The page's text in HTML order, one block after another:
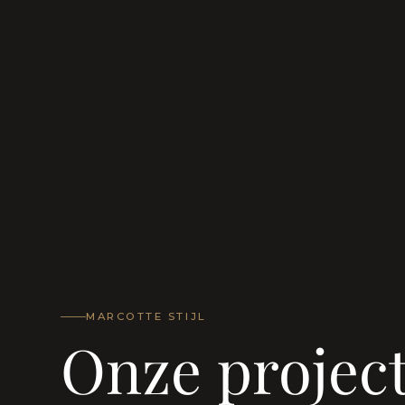
MARCOTTE STIJL
Onze